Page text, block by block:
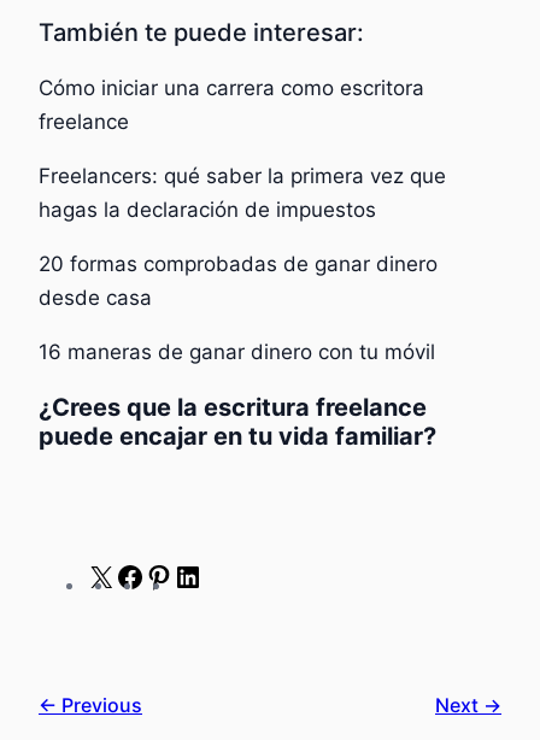
También te puede interesar:
Cómo iniciar una carrera como escritora
freelance
Freelancers: qué saber la primera vez que
hagas la declaración de impuestos
20 formas comprobadas de ganar dinero
desde casa
16 maneras de ganar dinero con tu móvil
¿Crees que la escritura freelance
puede encajar en tu vida familiar?
X Facebook
Pinterest
← Previous Next →